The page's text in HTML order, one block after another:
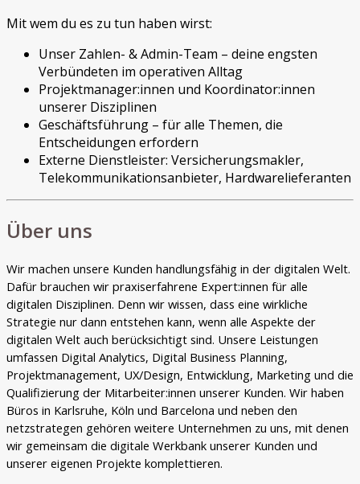
Mit wem du es zu tun haben wirst:
Unser Zahlen- & Admin-Team – deine engsten
Verbündeten im operativen Alltag
Projektmanager:innen und Koordinator:innen
unserer Disziplinen
Geschäftsführung – für alle Themen, die
Entscheidungen erfordern
Externe Dienstleister: Versicherungsmakler,
Telekommunikationsanbieter, Hardwarelieferanten
Über uns
Wir machen unsere Kunden handlungsfähig in der digitalen Welt.
Dafür brauchen wir praxiserfahrene Expert:innen für alle
digitalen Disziplinen. Denn wir wissen, dass eine wirkliche
Strategie nur dann entstehen kann, wenn alle Aspekte der
digitalen Welt auch berücksichtigt sind. Unsere Leistungen
umfassen Digital Analytics, Digital Business Planning,
Projektmanagement, UX/Design, Entwicklung, Marketing und die
Qualifizierung der Mitarbeiter:innen unserer Kunden. Wir haben
Büros in Karlsruhe, Köln und Barcelona und neben den
netzstrategen gehören weitere Unternehmen zu uns, mit denen
wir gemeinsam die digitale Werkbank unserer Kunden und
unserer eigenen Projekte komplettieren.